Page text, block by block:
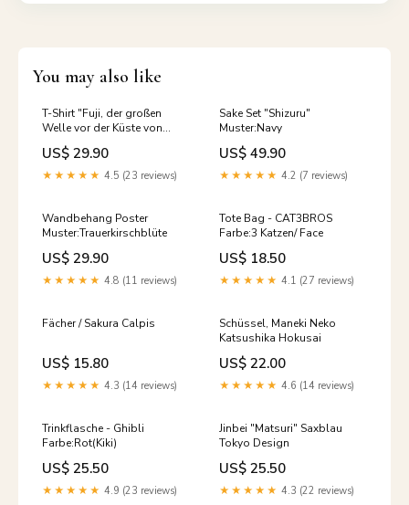
You may also like
T-Shirt "Fuji, der großen
Welle vor der Küste von
Kanagawa" - Hokusai
Katsushika Größe:XXL
US$ 29.90
★★★★★ 4.5 (23 reviews)
Sake Set "Shizuru"
Muster:Navy
US$ 49.90
★★★★★ 4.2 (7 reviews)
Wandbehang Poster
Muster:Trauerkirschblüte
US$ 29.90
★★★★★ 4.8 (11 reviews)
Tote Bag - CAT3BROS
Farbe:3 Katzen/ Face
US$ 18.50
★★★★★ 4.1 (27 reviews)
Fächer / Sakura Calpis
US$ 15.80
★★★★★ 4.3 (14 reviews)
Schüssel, Maneki Neko
Katsushika Hokusai
US$ 22.00
★★★★★ 4.6 (14 reviews)
Trinkflasche - Ghibli
Farbe:Rot(Kiki)
US$ 25.50
★★★★★ 4.9 (23 reviews)
Jinbei "Matsuri" Saxblau
Tokyo Design
US$ 25.50
★★★★★ 4.3 (22 reviews)